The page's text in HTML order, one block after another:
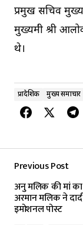
प्रमुख सचिव
मुख्यमंत्री श्री
थे।
प्रादेशिक मुख्य समाचार
Previous Post
अनु मलिक की मां
अरमान मलिक ने
इमोशनल पोस्ट